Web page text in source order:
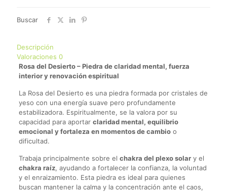
Buscar
Descripción
Valoraciones 0
Rosa del Desierto – Piedra de claridad mental, fuerza
interior y renovación espiritual
La Rosa del Desierto es una piedra formada por cristales de
yeso con una energía suave pero profundamente
estabilizadora. Espiritualmente, se la valora por su
capacidad para aportar claridad mental, equilibrio
emocional y fortaleza en momentos de cambioo
dificultad.
Trabaja principalmente sobre el chakra del plexo solary el
chakra raíz, ayudando a fortalecer la confianza, la voluntad
y el enraizamiento. Esta piedra es ideal para quienes
buscan mantener la calma y la concentración ante el caos,